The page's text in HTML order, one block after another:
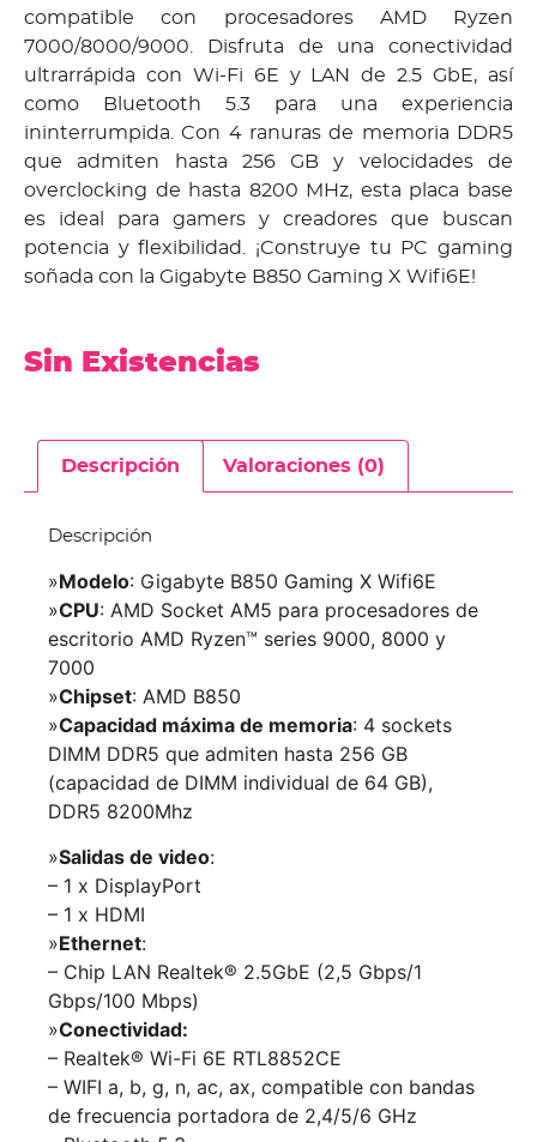
compatible con procesadores AMD Ryzen
7000/8000/9000. Disfruta de una conectividad
ultrarrápida con Wi-Fi 6E y LAN de 2.5 GbE, así
como Bluetooth 5.3 para una experiencia
ininterrumpida. Con 4 ranuras de memoria DDR5
que admiten hasta 256 GB y velocidades de
overclocking de hasta 8200 MHz, esta placa base
es ideal para gamers y creadores que buscan
potencia y flexibilidad. ¡Construye tu PC gaming
soñada con la Gigabyte B850 Gaming X Wifi6E!
Sin Existencias
Descripción Valoraciones (0)
Descripción
»Modelo: Gigabyte B850 Gaming X Wifi6E
»CPU: AMD Socket AM5 para procesadores de
escritorio AMD Ryzen™ series 9000, 8000 y
7000
»Chipset: AMD B850
»Capacidad máxima de memoria: 4 sockets
DIMM DDR5 que admiten hasta 256 GB
(capacidad de DIMM individual de 64 GB),
DDR5 8200Mhz
»Salidas de video:
– 1 x DisplayPort
– 1 x HDMI
»Ethernet:
– Chip LAN Realtek® 2.5GbE (2,5 Gbps/1
Gbps/100 Mbps)
»Conectividad:
– Realtek® Wi-Fi 6E RTL8852CE
– WIFI a, b, g, n, ac, ax, compatible con bandas
de frecuencia portadora de 2,4/5/6 GHz